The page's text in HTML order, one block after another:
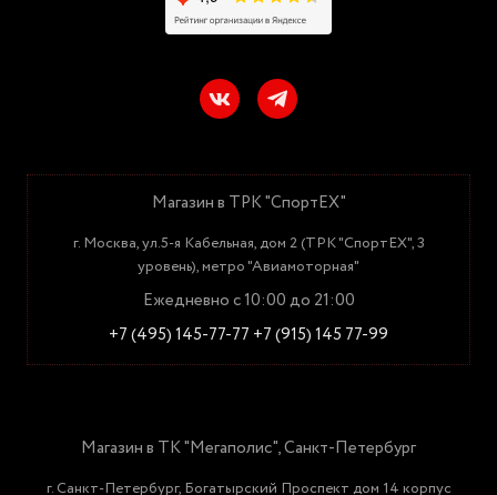
Магазин в ТРК "СпортЕХ"
г. Москва, ул.5-я Кабельная, дом 2 (ТРК "СпортЕХ", 3
уровень), метро "Авиамоторная"
Ежедневно с 10:00 до 21:00
+7 (495) 145-77-77 +7 (915) 145 77-99
Магазин в ТК "Мегаполис", Санкт-Петербург
г. Санкт-Петербург, Богатырский Проспект дом 14 корпус